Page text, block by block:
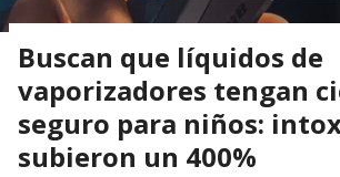
Buscan que líquidos de
vaporizadores tengan
seguro para niños:
subieron un 400%